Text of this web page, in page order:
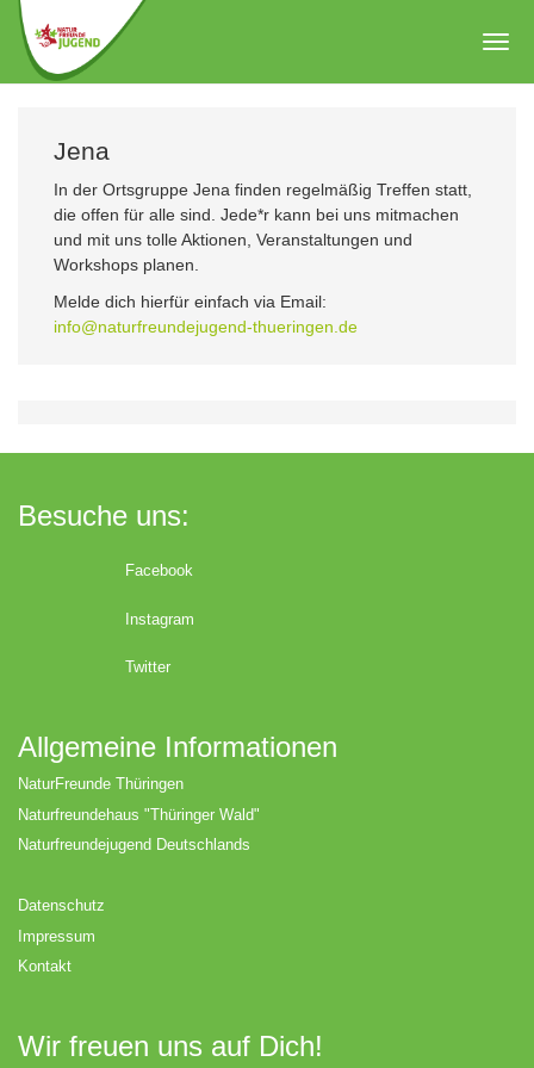
Zum
Hauptinhalt
springen
Jena
In der Ortsgruppe Jena finden regelmäßig Treffen statt,
die offen für alle sind. Jede*r kann bei uns mitmachen
und mit uns tolle Aktionen, Veranstaltungen und
Workshops planen.
Melde dich hierfür einfach via Email:
info@naturfreundejugend-thueringen.de
Besuche uns:
Facebook
Instagram
Twitter
Allgemeine Informationen
NaturFreunde Thüringen
Naturfreundehaus "Thüringer Wald"
Naturfreundejugend Deutschlands
Datenschutz
Impressum
Kontakt
Wir freuen uns auf Dich!